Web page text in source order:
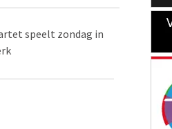
speelt zondag in